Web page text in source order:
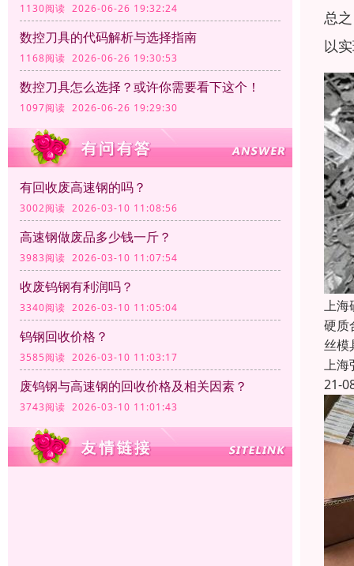
1130阅读 2026-06-26 19:32:24
数控刀具的代码解析与选择指南
1168阅读 2026-06-26 19:30:53
数控刀具怎么选择？或许你需要看下这个！
1097阅读 2026-06-26 19:29:30
有回收废高速钢的吗？
3002阅读 2026-03-10 11:08:56
高速钢做废品多少钱一斤？
3983阅读 2026-03-10 11:07:54
收废钨钢有利润吗？
3340阅读 2026-03-10 11:05:04
钨钢回收价格？
3585阅读 2026-03-10 11:03:17
废钨钢与高速钢的回收价格及相关因素？
3743阅读 2026-03-10 11:01:43
总
以
上海
硬质
丝模
上海
21-